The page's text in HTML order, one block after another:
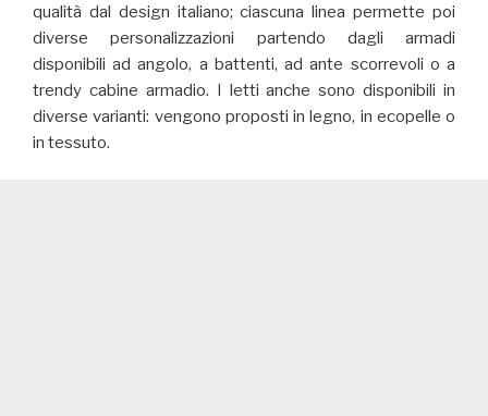
qualità dal design italiano; ciascuna linea permette poi
diverse personalizzazioni partendo dagli armadi
disponibili ad angolo, a battenti, ad ante scorrevoli o a
trendy cabine armadio. I letti anche sono disponibili in
diverse varianti: vengono proposti in legno, in ecopelle o
in tessuto.